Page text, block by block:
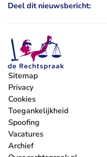
Deel dit nieuwsbericht:
Sitemap
Privacy
Cookies
Toegankelijkheid
Spoofing
Vacatures
- U verlaat Rechtspraak.nl
Archief